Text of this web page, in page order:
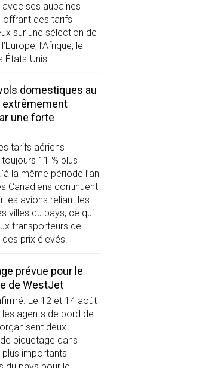
ses aubaines
offrant des tarifs
sur une sélection de
l’Afrique, le
États-Unis
domestiques au
extrêmement
une forte
tarifs aériens
11 % plus
la même période l’an
Canadiens continuent
les avions reliant les
villes du pays, ce qui
transporteurs de
des prix élevés.
prévue pour le
de WestJet
Le 12 et 14 août
les agents de bord de
deux
piquetage dans
plus importants